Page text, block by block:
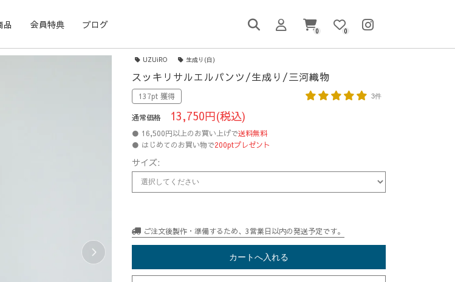
品 会員特典 ブログ
0 0
UZUiRO 生成り(白)
スッキリサルエルパンツ/生成り/三河織物
137pt 獲得 3件
通常価格 13,750円(税込)
● 16,500円以上のお買い上げで送料無料
● はじめてのお買い物で200ptプレゼント
サイズ:
ご注文後製作・準備するため、3営業日以内の発送予定です。
カートへ入れる